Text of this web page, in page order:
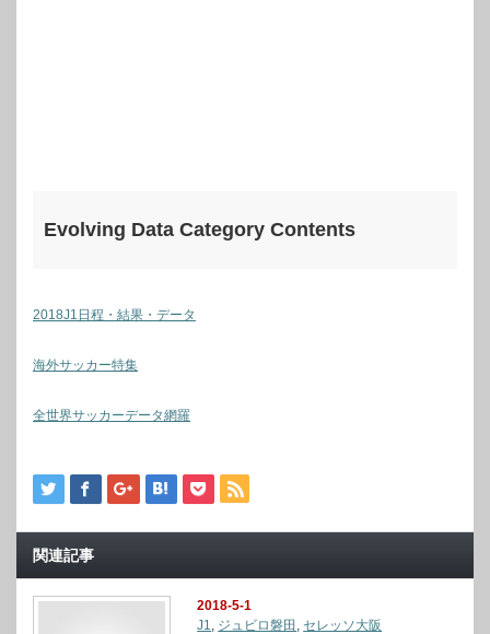
Evolving Data Category Contents
2018J1日程・結果・データ
海外サッカー特集
全世界サッカーデータ網羅
関連記事
2018-5-1
J1, ジュビロ磐田 , セレッソ大阪